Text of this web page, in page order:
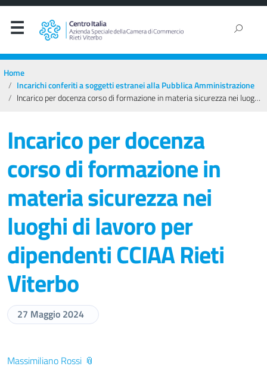
Home
Incarichi conferiti a soggetti estranei alla Pubblica Amministrazione
Incarico per docenza corso di formazione in materia sicurezza nei luoghi di lavoro per dipendenti CCIAA Rieti Viterbo
Incarico per docenza
corso di formazione in
materia sicurezza nei
luoghi di lavoro per
dipendenti CCIAA Rieti
Viterbo
27 Maggio 2024
Massimiliano Rossi